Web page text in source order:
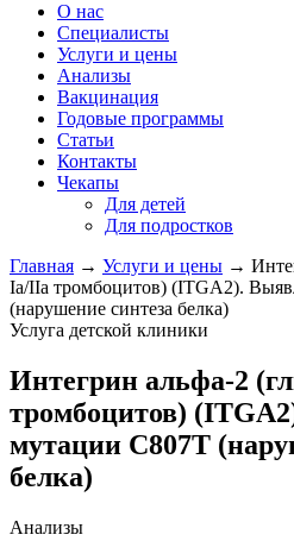
О нас
Специалисты
Услуги и цены
Анализы
Вакцинация
Годовые программы
Статьи
Контакты
Чекапы
Для детей
Для подростков
Главная → Услуги и цены →
Ia/IIa тромбоцитов) (ITGA2).
(нарушение синтеза белка)
Услуга детской клиники
Интегрин альфа-2
тромбоцитов)
мутации C807T
белка)
Анализы